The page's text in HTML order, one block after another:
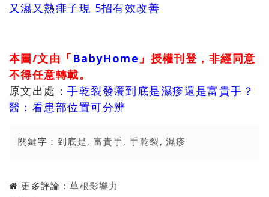
又濕又熱痱子現 5招有效改善
本圖/文由「 BabyHome 」授權刊登，非經同意
不得任意轉載。
原文出處：手乾裂發癢到底是濕疹還是富貴手？
醫：看患部位置可分辨
關鍵字： 到底是, 富貴手,手乾裂 ,濕疹
更多評論：草根影響力